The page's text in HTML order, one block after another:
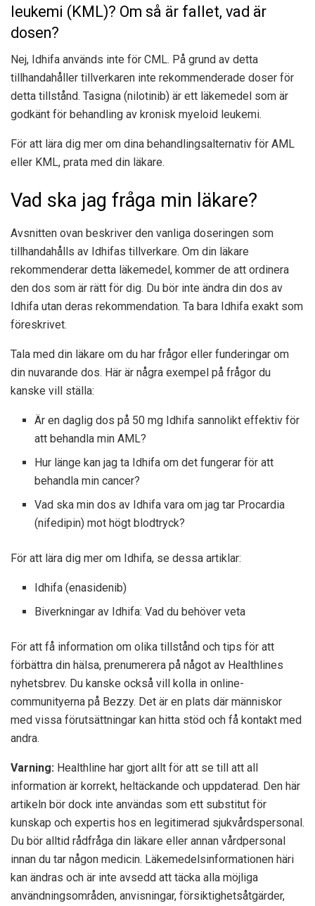
leukemi (KML)? Om så är fallet, vad är
dosen?
Nej, Idhifa används inte för CML. På grund av detta
tillhandahåller tillverkaren inte rekommenderade doser för
detta tillstånd. Tasigna (nilotinib) är ett läkemedel som är
godkänt för behandling av kronisk myeloid leukemi.
För att lära dig mer om dina behandlingsalternativ för AML
eller KML, prata med din läkare.
Vad ska jag fråga min läkare?
Avsnitten ovan beskriver den vanliga doseringen som
tillhandahålls av Idhifas tillverkare. Om din läkare
rekommenderar detta läkemedel, kommer de att ordinera
den dos som är rätt för dig. Du bör inte ändra din dos av
Idhifa utan deras rekommendation. Ta bara Idhifa exakt som
föreskrivet.
Tala med din läkare om du har frågor eller funderingar om
din nuvarande dos. Här är några exempel på frågor du
kanske vill ställa:
Är en daglig dos på 50 mg Idhifa sannolikt effektiv för
att behandla min AML?
Hur länge kan jag ta Idhifa om det fungerar för att
behandla min cancer?
Vad ska min dos av Idhifa vara om jag tar Procardia
(nifedipin) mot högt blodtryck?
För att lära dig mer om Idhifa, se dessa artiklar:
Idhifa (enasidenib)
Biverkningar av Idhifa: Vad du behöver veta
För att få information om olika tillstånd och tips för att
förbättra din hälsa, prenumerera på något av Healthlines
nyhetsbrev. Du kanske också vill kolla in online-
communityerna på Bezzy. Det är en plats där människor
med vissa förutsättningar kan hitta stöd och få kontakt med
andra.
Varning: Healthline har gjort allt för att se till att all
information är korrekt, heltäckande och uppdaterad. Den här
artikeln bör dock inte användas som ett substitut för
kunskap och expertis hos en legitimerad sjukvårdspersonal.
Du bör alltid rådfråga din läkare eller annan vårdpersonal
innan du tar någon medicin. Läkemedelsinformationen häri
kan ändras och är inte avsedd att täcka alla möjliga
användningsområden, anvisningar, försiktighetsåtgärder,